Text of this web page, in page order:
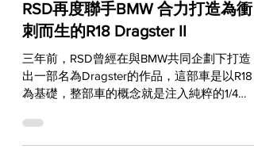
WORLDWIDE
RSD再度聯手BMW 合力打造為衝
刺而生的R18 Dragster II
三年前，RSD曾經在與BMW共同企劃下打造
出一部名為Dragster的作品，這部車是以R18
為基礎，整部車的概念就是注入純粹的1/4